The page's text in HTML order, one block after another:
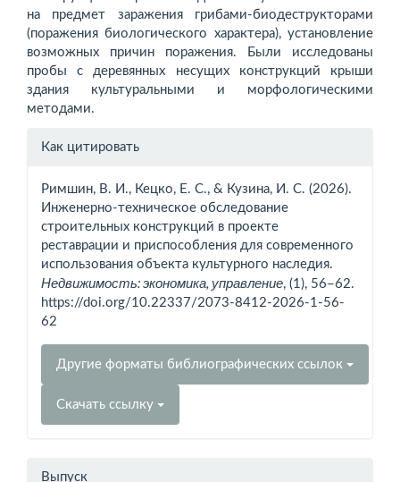
на предмет заражения грибами-биодеструкторами
(поражения биологического характера), установление
возможных причин поражения. Были исследованы
пробы с деревянных несущих конструкций крыши
здания культуральными и морфологическими
методами.
Информация
Как цитировать
Римшин, В. И., Кецко, Е. С., & Кузина, И. С. (2026).
Инженерно-техническое обследование
строительных конструкций в проекте
реставрации и приспособления для современного
использования объекта культурного наследия.
Недвижимость: экономика, управление, (1), 56–62.
https://doi.org/10.22337/2073-8412-2026-1-56-
62
Другие форматы библиографических ссылок
Скачать ссылку
Выпуск